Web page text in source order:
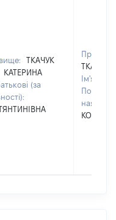
ТКАЧУК
КАТЕРИНА
(за
ТКАЧУК
Ім'я:
По